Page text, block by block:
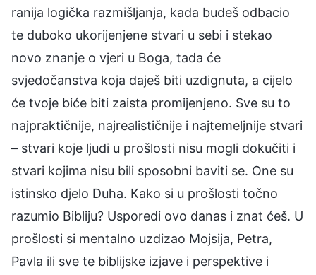
ranija logička razmišljanja, kada budeš odbacio
te duboko ukorijenjene stvari u sebi i stekao
novo znanje o vjeri u Boga, tada će
svjedočanstva koja daješ biti uzdignuta, a cijelo
će tvoje biće biti zaista promijenjeno. Sve su to
najpraktičnije, najrealističnije i najtemeljnije stvari
– stvari koje ljudi u prošlosti nisu mogli dokučiti i
stvari kojima nisu bili sposobni baviti se. One su
istinsko djelo Duha. Kako si u prošlosti točno
razumio Bibliju? Usporedi ovo danas i znat ćeš. U
prošlosti si mentalno uzdizao Mojsija, Petra,
Pavla ili sve te biblijske izjave i perspektive i